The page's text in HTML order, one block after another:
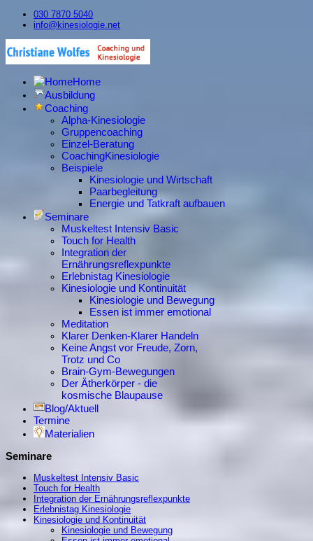
030 7870 5040
info@kinesiologie.net
Home
Ausbildung
Coaching
Alpha-Kinesiologie
Gruppencoaching
Einzel-Beratung
CoachingKinesiologie
Beispiele
Kinesiologie und Wirtschaft
Paarbegleitung
Energie und Tatkraft aufbauen
Seminare
Muskeltest Intensiv Basic
Touch for Health
Integration der
Ernährungsreflexpunkte
Erlebnistag Kinesiologie
Kinesiologie und Kontinuität
Kinesiologie und Bewegung
Essen ist immer emotional
Meditation
Klarer Denken-Klarer Handeln
Keine Angst vor Freude, Zorn,
Trotz und Co
Brain-Gym-Bewegungen
Der Ätherkörper - die
kosmische Blaupause
Blog/Aktuell
Termine
Materialien
Seminare
Muskeltest Intensiv Basic
Touch for Health
Integration der Ernährungsreflexpunkte
Erlebnistag Kinesiologie
Kinesiologie und Kontinuität
Kinesiologie und Bewegung